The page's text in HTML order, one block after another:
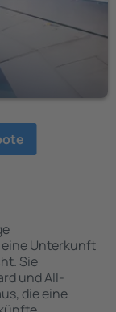
eine Unterkunft
Sie
und All-
die eine